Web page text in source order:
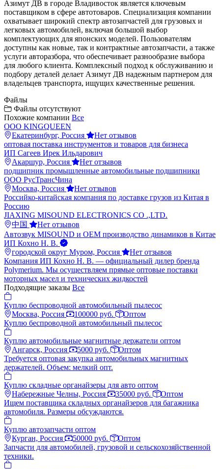
Азимут ДВ в городе Владивосток является ключевым
поставщиком в сфере автотоваров. Специализация компании
охватывает широкий спектр автозапчастей для грузовых и
легковых автомобилей, включая большой выбор
комплектующих для японских моделей. Пользователям
доступны как новые, так и контрактные автозапчасти, а также
услуги авторазбора, что обеспечивает разнообразие выбора
для любого клиента. Комплексный подход к обслуживанию и
подбору деталей делает Азимут ДВ надежным партнером для
владельцев транспорта, ищущих качественные решения.
Файлы
Файлы отсутствуют
Похожие компании Все
ООО KINGQUEEN
Екатеринбург, Россия
Нет отзывов
оптовая поставка инструментов и товаров для бизнеса
ИП Сагеев Ирек Ильдарович
Акаршур, Россия
Нет отзывов
подшипник промышленные автомобильные подшипники
ООО РусТрансЧина
Москва, Россия
Нет отзывов
Российко-китайская компания по доставке грузов из Китая в
Россию
JIAXING MISOUND ELECTRONICS CO .,LTD.
中国
Нет отзывов
Автозвук MISOUND и ОЕМ производство динамиков в Китае
ИП Кохно Н. В.
городской округ Муром, Россия
Нет отзывов
Компания ИП Кохно Н. В. — официальный дилер бренда
Polymerium. Мы осуществляем прямые оптовые поставки
моторных масел и технических жидкостей
Подходящие заказы Все
Куплю беспроводной автомобильный пылесос
Москва, Россия
100000 руб.
Оптом
Куплю беспроводной автомобильный пылесос
Куплю автомобильные магнитные держатели оптом
Ангарск, Россия
5000 руб.
Оптом
Требуется оптовая закупка автомобильных магнитных
держателей. Объем: мелкий опт.
Куплю складные органайзеры для авто оптом
Набережные Челны, Россия
35000 руб.
Оптом
Ищем поставщика складных органайзеров для багажника
автомобиля. Размеры обсуждаются.
Куплю автозапчасти оптом
Курган, Россия
50000 руб.
Оптом
Запчасти для автомобилей, грузовой и сельскохозяйственной
техники.